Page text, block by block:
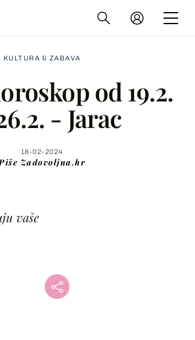
KULTURA & ZABAVA
od 19.2.
- Jarac
18-02-2024
Zadovoljna.hr
vaše